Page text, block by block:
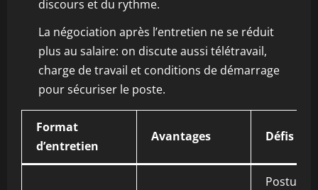
discours et du rythme.
La négociation après l’entretien ne se réduit
plus au salaire: on discute aussi télétravail,
charge de travail et conditions de démarrage
pour sécuriser le poste.
Format
d’entretien
Avantages Défis
Posture à